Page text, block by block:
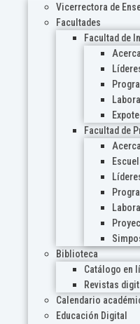
Vicerrectora de
Facultades
Facultad de
Facultad de
Biblioteca
Catálogo en
Revistas
Calendario
Educación Digital